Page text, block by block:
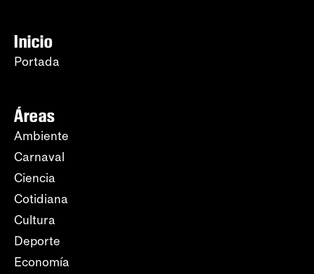
Inicio
Portada
Áreas
Ambiente
Carnaval
Ciencia
Cotidiana
Cultura
Deporte
Economía